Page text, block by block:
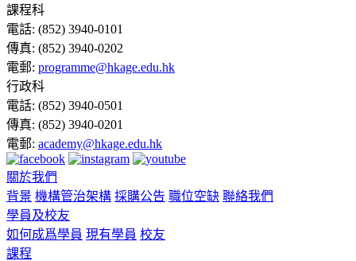
課程科
電話: (852) 3940-0101
傳真: (852) 3940-0202
電郵: programme@hkage.edu.hk
行政科
電話: (852) 3940-0501
傳真: (852) 3940-0201
電郵: academy@hkage.edu.hk
關於我們
背景 機構管治架構 採購公告 職位空缺 聯絡我們
學員及校友
如何成爲學員 現有學員 校友
課程